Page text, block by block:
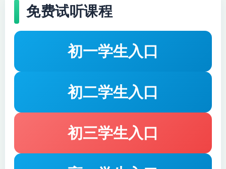
170【明史】 171【明史】
174【清史】 175【清史】
178【清史】 179【清史】
180【清史】 181【清史】
免费试听课程
初一学生入口
初二学生入口
初三学生入口